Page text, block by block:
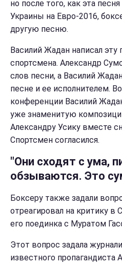
но после того, как эта
Украины на Евро-2016,
другую песню.
Василий Жадан написал
спортсмена. Александр
слов песни, а Василий
песне и ее исполнителем.
конференции Василий
уже знаменитую
Александру Усику вместе
Спортсмен согласился.
"Они сходят с ума,
обзываются. Это
Боксеру также задали
отреагировал на критику в
его поединка с Муратом
Этот вопрос задала
известного пропагандиста